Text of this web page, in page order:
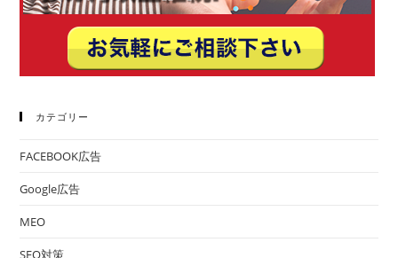
カテゴリー
FACEBOOK広告
Google広告
MEO
SEO対策